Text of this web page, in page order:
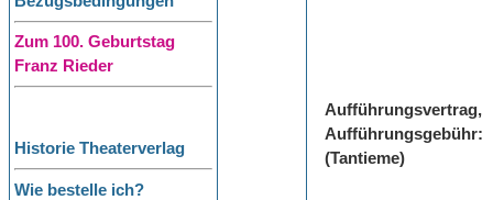
Zum 100. Geburtstag
Franz Rieder
Historie Theaterverlag
Wie bestelle ich?
Aufführungsvertrag,
Aufführungsgebühr:
(Tantieme)